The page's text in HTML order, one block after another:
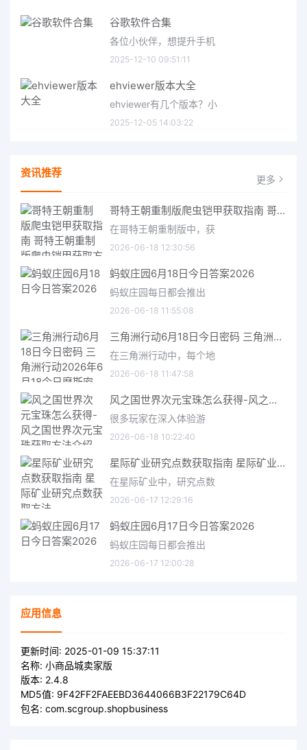
谷歌软件合集
各位小伙伴，想提升手机
2025-12-10 09:51:11
ehviewer版本大全
ehviewer有几个版本？小
2025-12-05 14:03:22
资讯推荐 更多
哥特王朝重制版爬虫铠甲获取指南 哥特王朝重制版爬虫铠甲获取方法
在哥特王朝重制版中，获
2026-06-18 12:30:56
蚂蚁庄园6月18日今日答案2026
蚂蚁庄园每日都会推出
2026-06-18 11:55:08
三角洲行动6月18日今日密码 三角洲行动2026年6月18今日摩斯密码分享
在三角洲行动中，每个地
2026-06-18 11:47:58
风之国世界次元宝珠怎么获得-风之国世界次元宝珠获取方法介绍
很多玩家在深入体验游
2026-06-18 10:22:40
星际矿业研究点数获取指南 星际矿业研究点数获取方法
在星际矿业中，研究点数
2026-06-17 12:29:16
蚂蚁庄园6月17日今日答案2026
蚂蚁庄园每日都会推出
2026-06-17 12:00:28
应用信息
更新时间: 2025-01-09 15:37:11
名称: 小商品城卖家版
版本: 2.4.8
MD5值: 9F42FF2FAEEBD3644066B3F22179C64D
包名: com.scgroup.shopbusiness